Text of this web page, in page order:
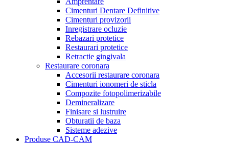
Cimenturi Dentare Definitive
Cimenturi provizorii
Inregistrare ocluzie
Rebazari protetice
Restaurari protetice
Retractie gingivala
Restaurare coronara
Accesorii restaurare coronara
Cimenturi ionomeri de sticla
Compozite fotopolimerizabile
Demineralizare
Finisare si lustruire
Obturatii de baza
Sisteme adezive
Produse CAD-CAM